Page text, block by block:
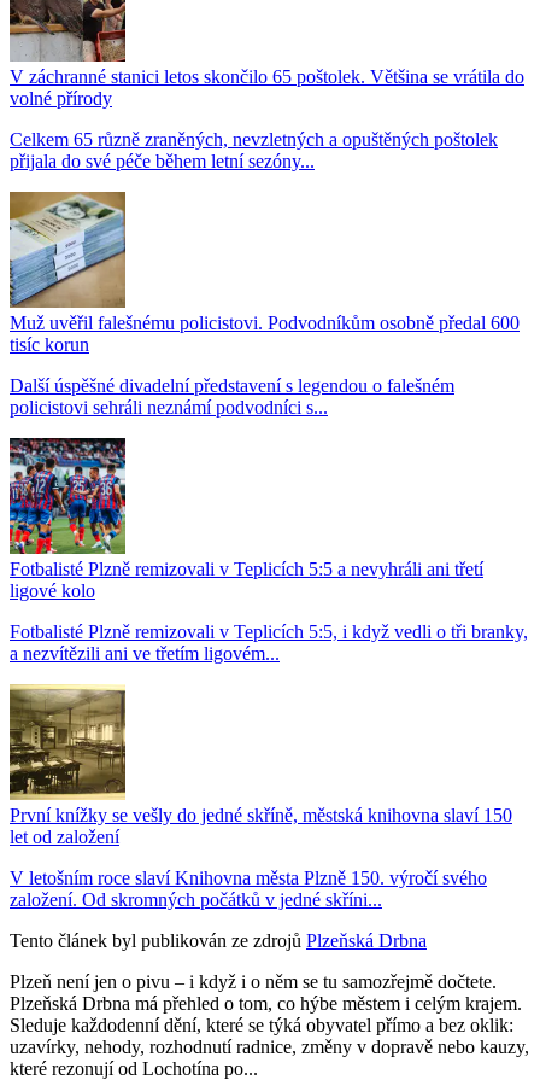
V záchranné stanici letos skončilo 65 poštolek. Většina se vrátila do
volné přírody
Celkem 65 různě zraněných, nevzletných a opuštěných poštolek
přijala do své péče během letní sezóny...
Muž uvěřil falešnému policistovi. Podvodníkům osobně předal 600
tisíc korun
Další úspěšné divadelní představení s legendou o falešném
policistovi sehráli neznámí podvodníci s...
Fotbalisté Plzně remizovali v Teplicích 5:5 a nevyhráli ani třetí
ligové kolo
Fotbalisté Plzně remizovali v Teplicích 5:5, i když vedli o tři branky,
a nezvítězili ani ve třetím ligovém...
První knížky se vešly do jedné skříně, městská knihovna slaví 150
let od založení
V letošním roce slaví Knihovna města Plzně 150. výročí svého
založení. Od skromných počátků v jedné skříni...
Tento článek byl publikován ze zdrojů Plzeňská Drbna
Plzeň není jen o pivu – i když i o něm se tu samozřejmě dočtete.
Plzeňská Drbna má přehled o tom, co hýbe městem i celým krajem.
Sleduje každodenní dění, které se týká obyvatel přímo a bez oklik:
uzavírky, nehody, rozhodnutí radnice, změny v dopravě nebo kauzy,
které rezonují od Lochotína po...